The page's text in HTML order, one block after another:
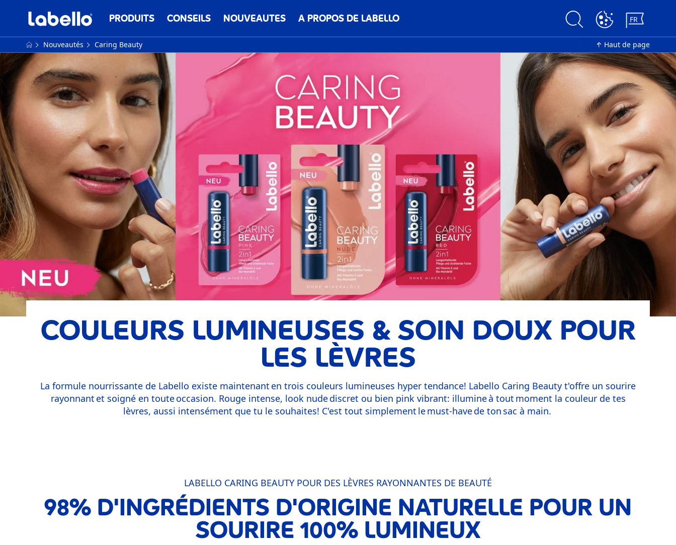
PRODUITS CONSEILS NOUVEAUTES A PROPOS DE LABELLO FR
Nouveautés Caring Beauty Haut de page
COULEURS LUMINEUSES & SOIN DOUX POUR
LES LÈVRES
La formule nourrissante de Labello existe maintenant en trois couleurs lumineuses hyper tendance! Labello Caring Beauty t'offre un sourire
rayonnant et soigné en toute occasion. Rouge intense, look nude discret ou bien pink vibrant: illumine à tout moment la couleur de tes
lèvres, aussi intensément que tu le souhaites! C'est tout simplement le must-have de ton sac à main.
LABELLO CARING BEAUTY POUR DES LÈVRES RAYONNANTES DE BEAUTÉ
98% D'INGRÉDIENTS D'ORIGINE NATURELLE POUR UN
SOURIRE 100% LUMINEUX